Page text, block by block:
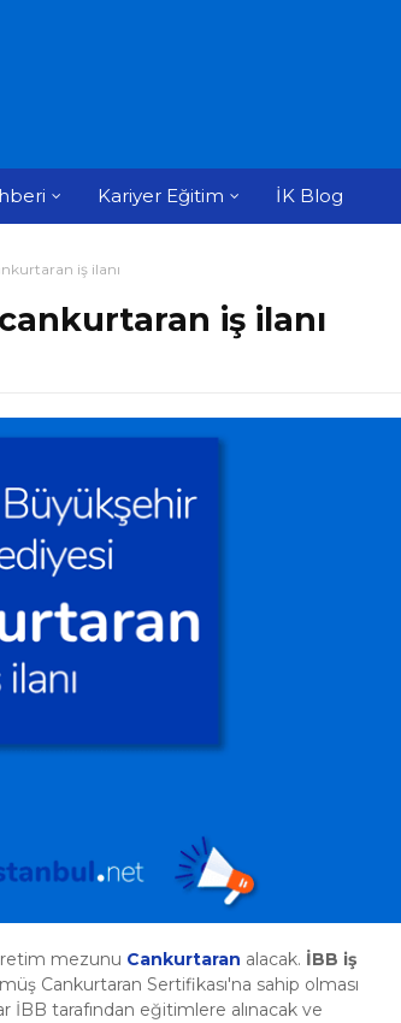
Kariyer Eğitim İK Blog
iş ilanı
iş ilanı
mezunu Cankurtaran alacak. İBB iş
Cankurtaran Sertifikası'na sahip olması
İBB tarafından eğitimlere alınacak ve